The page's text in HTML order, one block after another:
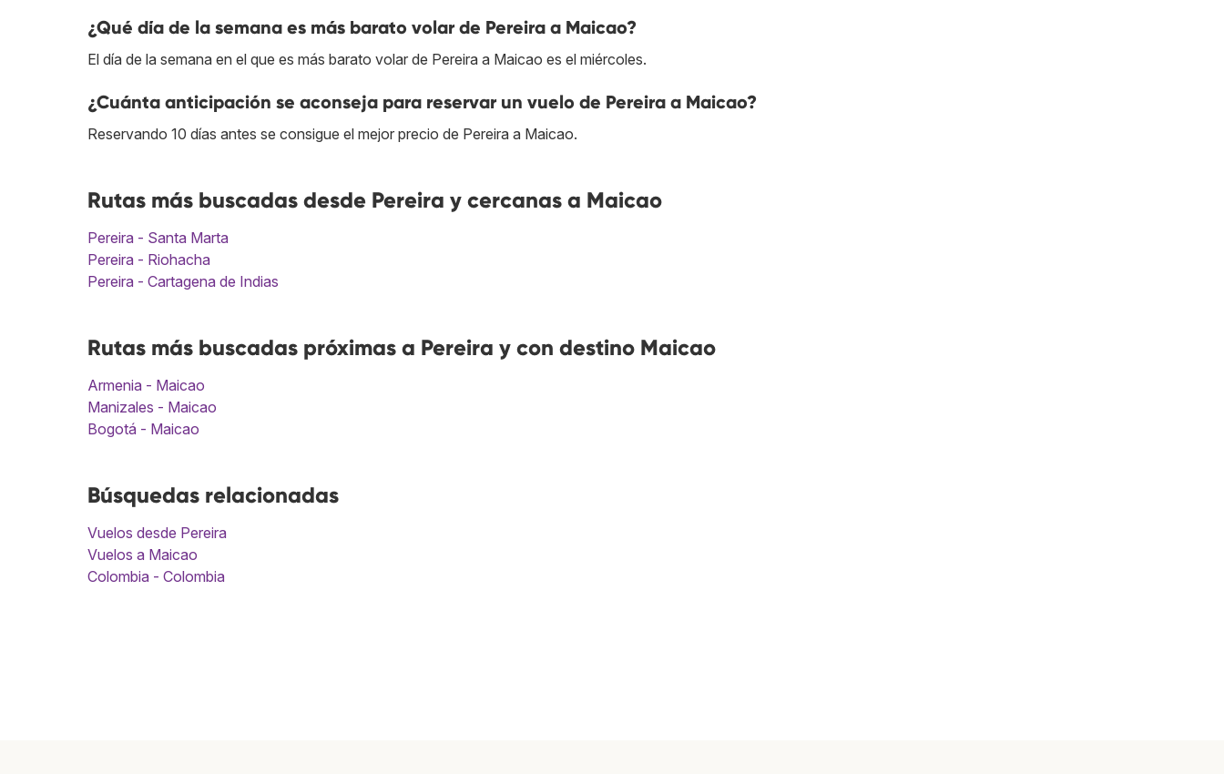
¿Qué día de la semana es más barato volar de Pereira a Maicao?
El día de la semana en el que es más barato volar de Pereira a Maicao es el miércoles.
¿Cuánta anticipación se aconseja para reservar un vuelo de Pereira a Maicao?
Reservando 10 días antes se consigue el mejor precio de Pereira a Maicao.
Rutas más buscadas desde Pereira y cercanas a Maicao
Pereira - Santa Marta
Pereira - Riohacha
Pereira - Cartagena de Indias
Rutas más buscadas próximas a Pereira y con destino Maicao
Armenia - Maicao
Manizales - Maicao
Bogotá - Maicao
Búsquedas relacionadas
Vuelos desde Pereira
Vuelos a Maicao
Colombia - Colombia